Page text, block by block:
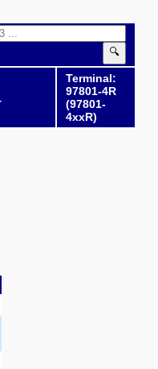
🔍
Terminal:
97801-4R
(97801-
4xxR)